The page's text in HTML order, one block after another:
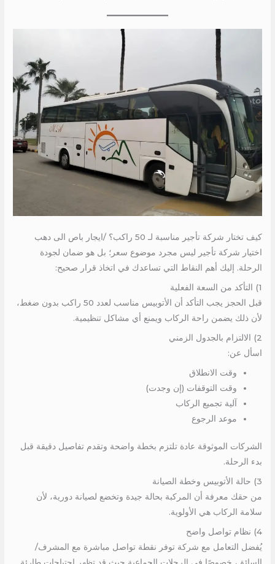
كيف تختار شركة تأجير مناسبة لـ 50 راكب؟ /ايجار باص الى دهب
اختيار شركة تأجير ليس مجرد موضوع سعر؛ بل هو ضمان لجودة
الرحلة. إليك أهم النقاط التي تساعدك في اتخاذ قرار صحيح:
1) التأكد من السعة الفعلية
قبل الحجز يجب التأكد أن الأتوبيس مناسب لعدد 50 راكب بدون ضغط،
لأن ذلك يضمن راحة الركاب ويمنع أي مشاكل تنظيمية.
2) الالتزام بالجدول الزمني
اسأل عن:
وقت الانطلاق
وقت التوقفات (إن وجدت)
آلية تجميع الركاب
موعد الرجوع
الشركات الموثوقة عادة تلتزم بخطة واضحة وتقدم تفاصيل دقيقة قبل
بدء الرحلة.
3) حالة الأتوبيس وخطة الصيانة
من حقك معرفة أن المركبة بحالة جيدة وتخضع لصيانة دورية، لأن
سلامة الركاب هي الأولوية.
4) نظام تواصل واضح
يُفضل التعامل مع شركة توفر نقطة تواصل مباشرة مع المشرف/
السائق، خصوصًا في الرحلات الجماعية حيث قد تظهر احتياجات طارئة